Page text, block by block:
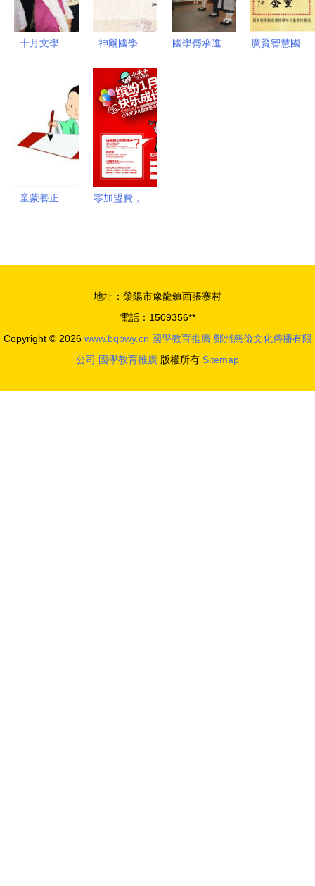
新高地
十月文學
一盞溫馨明
燈
神爾國學
域的卓越推
手與知名機
國學傳承進
廣賢智慧國
童蒙養正
零加盟費，
學教育的實
踐路徑
地址：滎陽市豫龍鎮西張寨村
電話：1509356**
Copyright © 2026 www.bqbwy.cn 國學教育推廣 鄭州慈儉文化傳播有限
公司 國學教育推廣 版權所有 Sitemap